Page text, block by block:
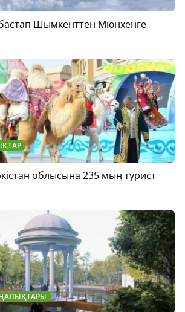
Шымкенттен Мюнхенге
облысына 235 мың турист